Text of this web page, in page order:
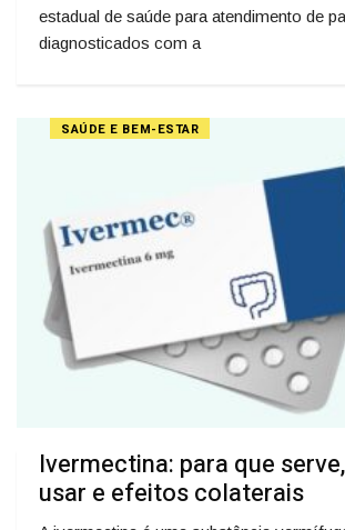
estadual de saúde para atendimento de
diagnosticados com a
SAÚDE E BEM-ESTAR
Ivermectina: para que
usar e efeitos colaterais